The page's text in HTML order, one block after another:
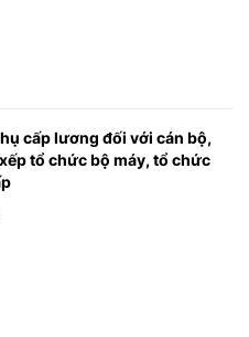
cấp lương đối với cán bộ,
tổ chức bộ máy, tổ chức